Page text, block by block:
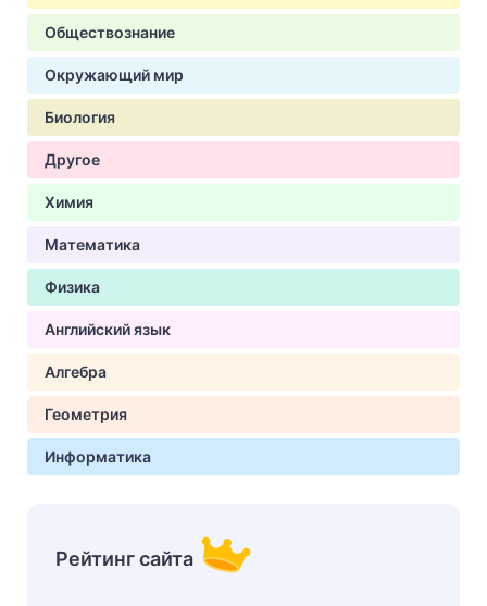
Обществознание
Окружающий мир
Биология
Другое
Химия
Математика
Физика
Английский язык
Алгебра
Геометрия
Информатика
Рейтинг сайта